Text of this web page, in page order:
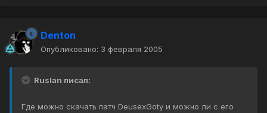
Denton
Опубликовано: 3 февраля 2005
Ruslan писал:
Где можно скачать патч DeusexGoty и можно ли с его